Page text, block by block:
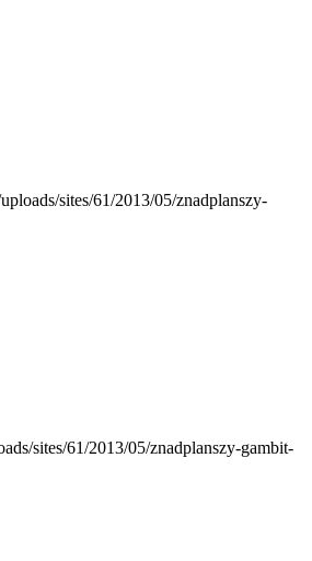
sites/61/2013/05/znadplanszy-
sites/61/2013/05/znadplanszy-gambit-